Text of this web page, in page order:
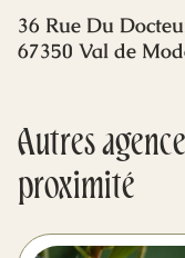
36 Rue Du
67350 Val de
Autres
proximité